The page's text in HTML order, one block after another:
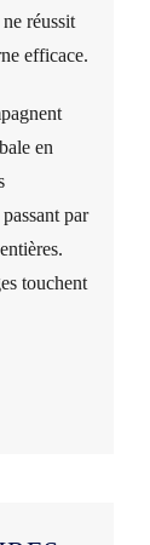
réussit
efficace.
en
par
touchent